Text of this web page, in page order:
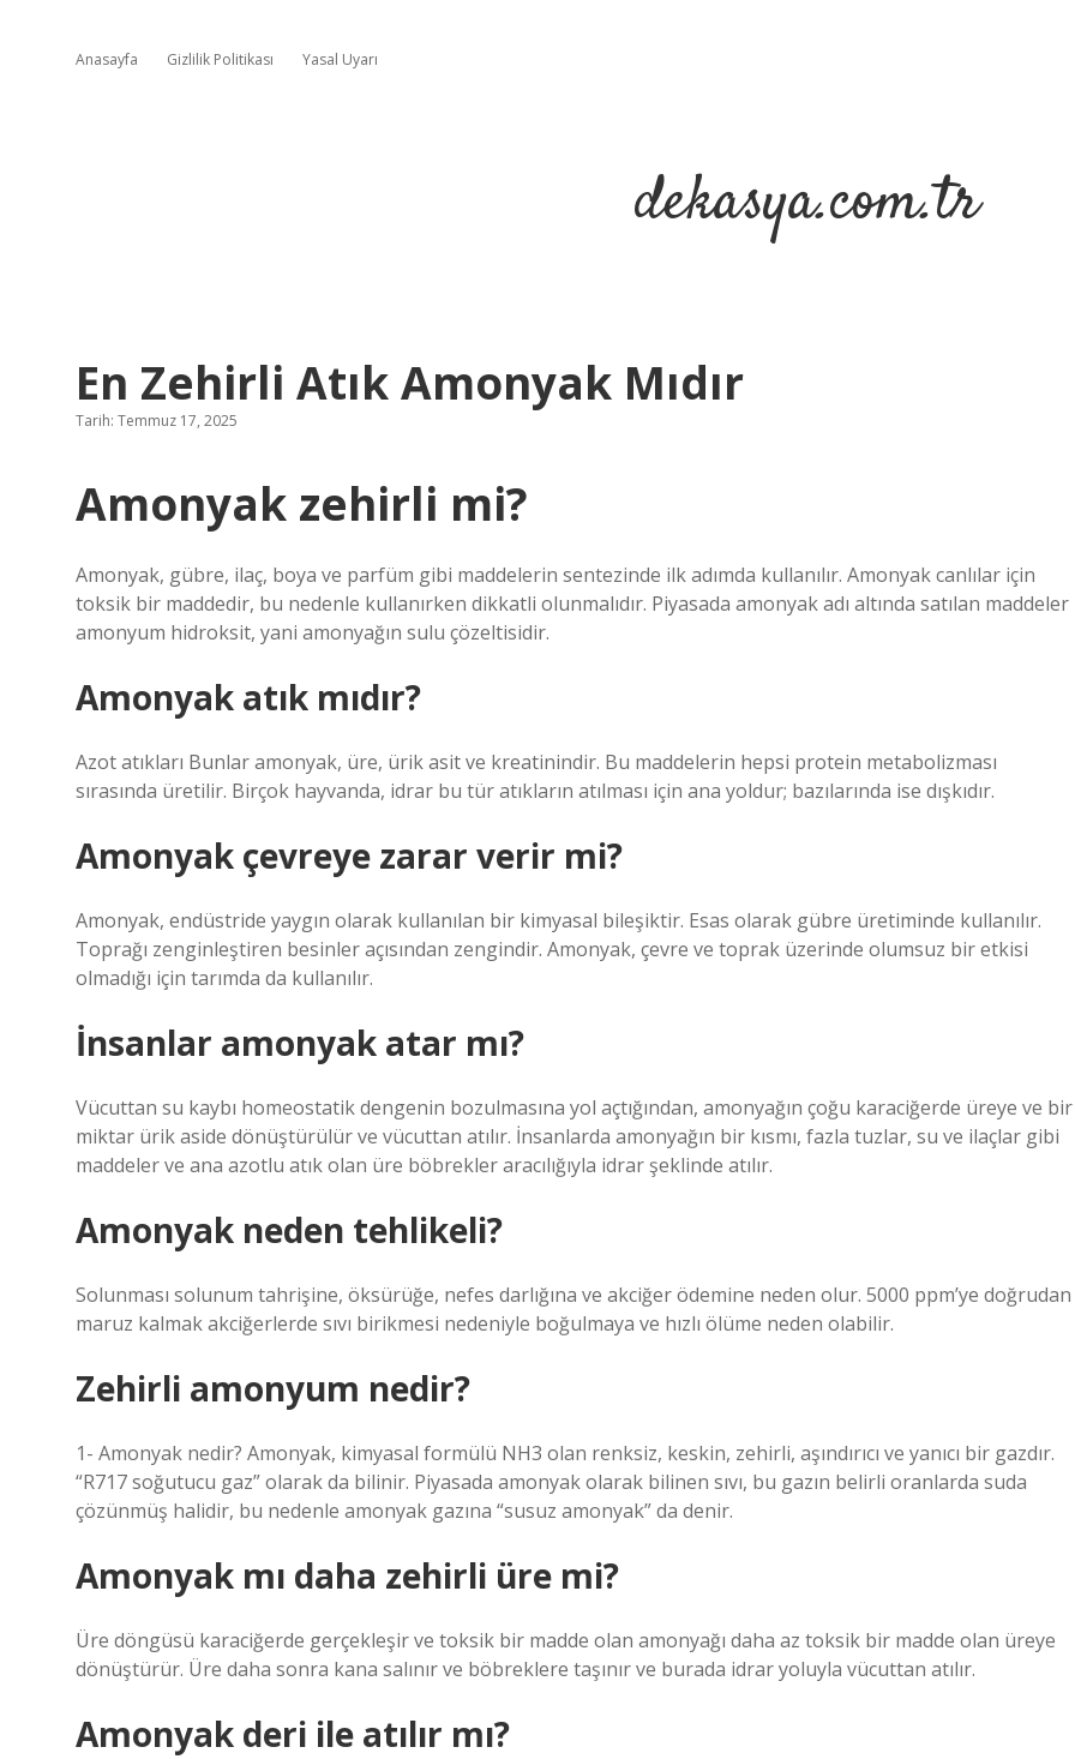
Anasayfa Gizlilik Politikası Yasal Uyarı
dekasya.com.tr
En Zehirli Atık Amonyak Mıdır
Tarih: Temmuz 17, 2025
Amonyak zehirli mi?
Amonyak, gübre, ilaç, boya ve parfüm gibi maddelerin sentezinde ilk adımda kullanılır. Amonyak canlılar için
toksik bir maddedir, bu nedenle kullanırken dikkatli olunmalıdır. Piyasada amonyak adı altında satılan maddeler
amonyum hidroksit, yani amonyağın sulu çözeltisidir.
Amonyak atık mıdır?
Azot atıkları Bunlar amonyak, üre, ürik asit ve kreatinindir. Bu maddelerin hepsi protein metabolizması
sırasında üretilir. Birçok hayvanda, idrar bu tür atıkların atılması için ana yoldur; bazılarında ise dışkıdır.
Amonyak çevreye zarar verir mi?
Amonyak, endüstride yaygın olarak kullanılan bir kimyasal bileşiktir. Esas olarak gübre üretiminde kullanılır.
Toprağı zenginleştiren besinler açısından zengindir. Amonyak, çevre ve toprak üzerinde olumsuz bir etkisi
olmadığı için tarımda da kullanılır.
İnsanlar amonyak atar mı?
Vücuttan su kaybı homeostatik dengenin bozulmasına yol açtığından, amonyağın çoğu karaciğerde üreye ve bir
miktar ürik aside dönüştürülür ve vücuttan atılır. İnsanlarda amonyağın bir kısmı, fazla tuzlar, su ve ilaçlar gibi
maddeler ve ana azotlu atık olan üre böbrekler aracılığıyla idrar şeklinde atılır.
Amonyak neden tehlikeli?
Solunması solunum tahrişine, öksürüğe, nefes darlığına ve akciğer ödemine neden olur. 5000 ppm’ye doğrudan
maruz kalmak akciğerlerde sıvı birikmesi nedeniyle boğulmaya ve hızlı ölüme neden olabilir.
Zehirli amonyum nedir?
1- Amonyak nedir? Amonyak, kimyasal formülü NH3 olan renksiz, keskin, zehirli, aşındırıcı ve yanıcı bir gazdır.
“R717 soğutucu gaz” olarak da bilinir. Piyasada amonyak olarak bilinen sıvı, bu gazın belirli oranlarda suda
çözünmüş halidir, bu nedenle amonyak gazına “susuz amonyak” da denir.
Amonyak mı daha zehirli üre mi?
Üre döngüsü karaciğerde gerçekleşir ve toksik bir madde olan amonyağı daha az toksik bir madde olan üreye
dönüştürür. Üre daha sonra kana salınır ve böbreklere taşınır ve burada idrar yoluyla vücuttan atılır.
Amonyak deri ile atılır mı?